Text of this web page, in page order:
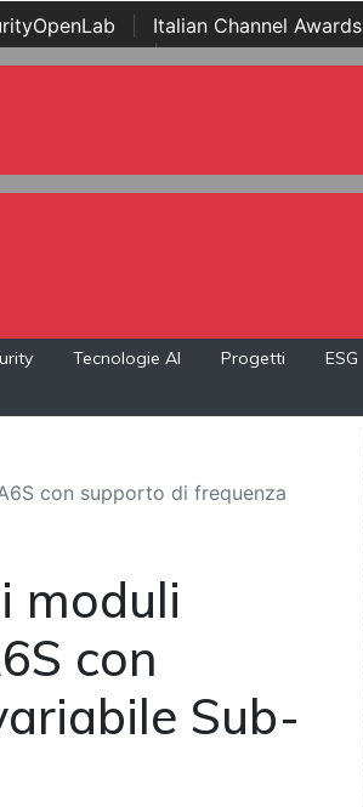
Italian Channel Awards
Awards | ...
Tecnologie AI Progetti ESG
con supporto di frequenza
moduli
con
Sub-